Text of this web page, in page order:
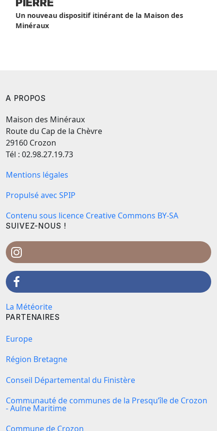
Un nouveau dispositif itinérant de la Maison des
Minéraux
A PROPOS
Maison des Minéraux
Route du Cap de la Chèvre
29160 Crozon
Tél : 02.98.27.19.73
Mentions légales
Propulsé avec SPIP
Contenu sous licence Creative Commons BY-SA
SUIVEZ-NOUS !
La Météorite
PARTENAIRES
Europe
Région Bretagne
Conseil Départemental du Finistère
Communauté de communes de la Presqu’île de Crozon
- Aulne Maritime
Commune de Crozon